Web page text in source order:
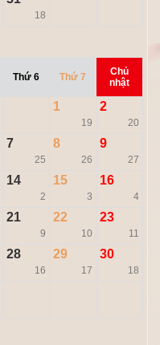
18
Thứ 6 Thứ 7
Chủ
nhật
1
19
2
20
7
25
8
26
9
27
14
2
15
3
16
4
21
9
22
10
23
11
28
16
29
17
30
18